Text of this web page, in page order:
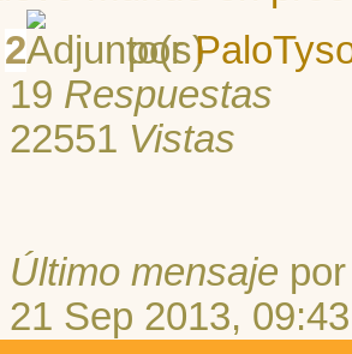
2 por
19 Respuestas
22551 Vistas
Último mensaje
21 Sep 2013, 09:43